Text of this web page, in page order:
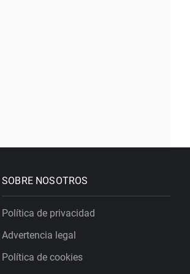
SOBRE NOSOTROS
Política de privacidad
Advertencia legal
Política de cookies